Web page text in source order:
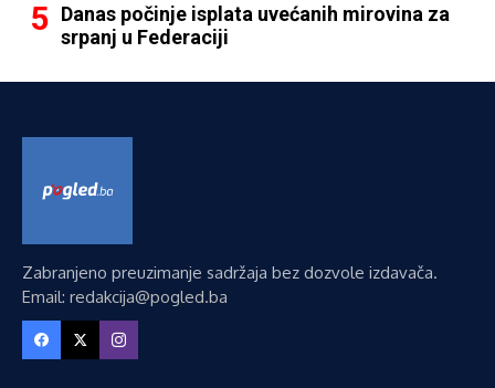
Danas počinje isplata uvećanih mirovina za
srpanj u Federaciji
Zabranjeno preuzimanje sadržaja bez dozvole izdavača.
Email: redakcija@pogled.ba